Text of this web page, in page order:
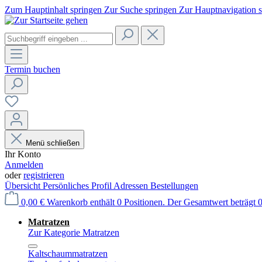
Zum Hauptinhalt springen Zur Suche springen Zur Hauptnavigation
Termin buchen
Menü schließen
Ihr Konto
Anmelden
oderregistrieren
Übersicht Persönliches Profil Adressen Bestellungen
0,00 € Warenkorb enthält 0 Positionen. Der Gesamtwert beträgt
Matratzen
Zur Kategorie Matratzen
Kaltschaummatratzen